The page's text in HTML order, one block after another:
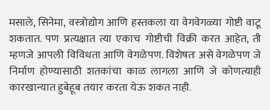
मसाले, सिनेमा, वस्त्रोद्योग आणि हस्तकला या वेगवेगळ्या गोष्टी वाटू
शकतात. पण प्रत्यक्षात त्या एकाच गोष्टीची विक्री करत आहेत, ती
म्हणजे आपली विविधता आणि वेगळेपण. विशेषतः असे वेगळेपण जे
निर्माण होण्यासाठी शतकांचा काळ लागला आणि जे कोणत्याही
कारखान्यात हुबेहूब तयार करता येऊ शकत नाही.